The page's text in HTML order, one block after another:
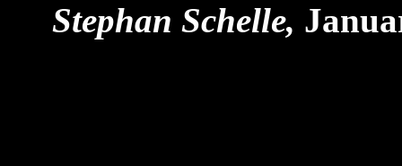
Stephan Schelle,